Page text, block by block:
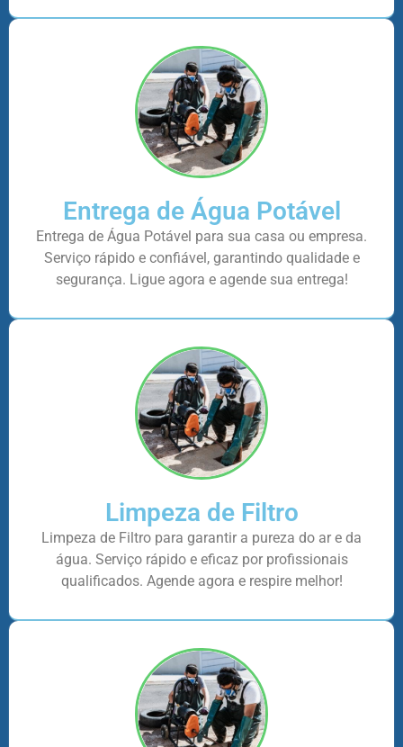
Entrega de Água Potável
Entrega de Água Potável para sua casa ou empresa.
Serviço rápido e confiável, garantindo qualidade e
segurança. Ligue agora e agende sua entrega!
Limpeza de Filtro
Limpeza de Filtro para garantir a pureza do ar e da
água. Serviço rápido e eficaz por profissionais
qualificados. Agende agora e respire melhor!